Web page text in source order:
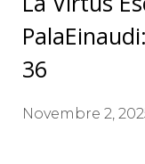
36
Novembre 2,